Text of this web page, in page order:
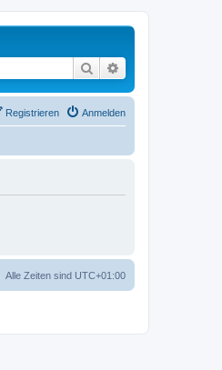
Suche
Anmelden
Registrieren
Alle Zeiten sind UTC+01:00